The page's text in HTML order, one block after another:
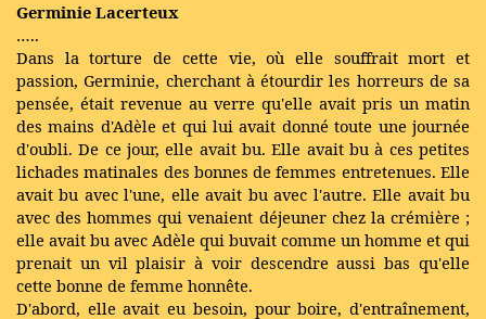
Germinie Lacerteux
…..
Dans la torture de cette vie, où elle souffrait mort et
passion, Germinie, cherchant à étourdir les horreurs de sa
pensée, était revenue au verre qu'elle avait pris un matin
des mains d'Adèle et qui lui avait donné toute une journée
d'oubli. De ce jour, elle avait bu. Elle avait bu à ces petites
lichades matinales des bonnes de femmes entretenues. Elle
avait bu avec l'une, elle avait bu avec l'autre. Elle avait bu
avec des hommes qui venaient déjeuner chez la crémière ;
elle avait bu avec Adèle qui buvait comme un homme et qui
prenait un vil plaisir à voir descendre aussi bas qu'elle
cette bonne de femme honnête.
D'abord, elle avait eu besoin, pour boire, d'entraînement,